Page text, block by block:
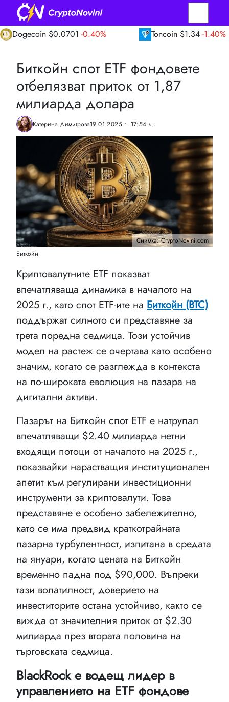
$0.0701 -0.40% Toncoin $1.34 -1.40%
Биткойн спот ETF фондовете
отбелязват приток от 1,87
милиарда долара
Катерина Димитрова19.01.2025 г. 17:54 ч.
Снимка: CryptoNovini.com
Биткойн
Криптовалутните ETF показват
впечатляваща динамика в началото на
2025 г., като спот ETF-ите на Биткойн (BTC)
поддържат силното си представяне за
трета поредна седмица. Този устойчив
модел на растеж се очертава като особено
значим, когато се разглежда в контекста
на по-широката еволюция на пазара на
дигитални активи.
Пазарът на Биткойн спот ETF е натрупал
впечатляващи $2.40 милиарда нетни
входящи потоци от началото на 2025 г.,
показвайки нарастващия институционален
апетит към регулирани инвестиционни
инструменти за криптовалути. Това
представяне е особено забележително,
като се има предвид краткотрайната
пазарна турбулентност, изпитана в средата
на януари, когато цената на Биткойн
временно падна под $90,000. Въпреки
тази волатилност, доверието на
инвеститорите остана устойчиво, както се
вижда от значителния приток от $2.30
милиарда през втората половина на
търговската седмица.
BlackRock е водещ лидер в
управлението на ETF фондове